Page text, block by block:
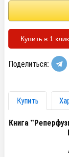
Купить в 1 клик
Поделиться:
Купить
Книга